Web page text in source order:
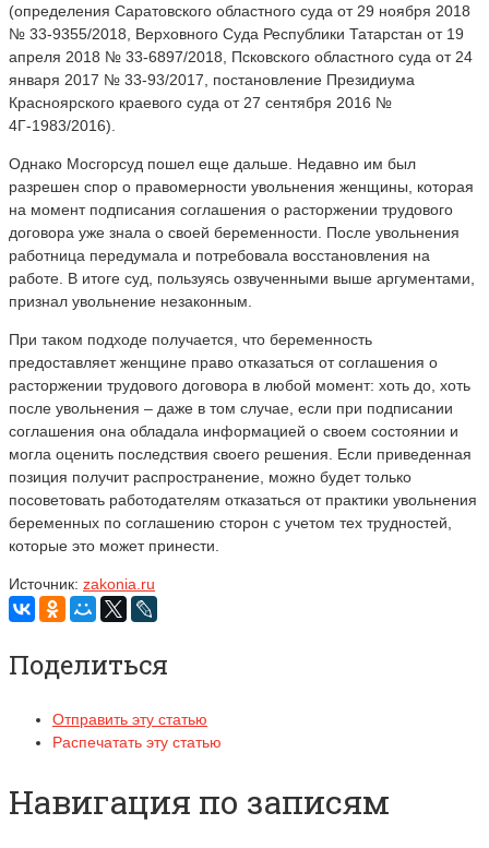
(определения Саратовского областного суда от 29 ноября 2018
№ 33-9355/2018, Верховного Суда Республики Татарстан от 19
апреля 2018 № 33-6897/2018, Псковского областного суда от 24
января 2017 № 33-93/2017, постановление Президиума
Красноярского краевого суда от 27 сентября 2016 №
4Г-1983/2016).
Однако Мосгорсуд пошел еще дальше. Недавно им был
разрешен спор о правомерности увольнения женщины, которая
на момент подписания соглашения о расторжении трудового
договора уже знала о своей беременности. После увольнения
работница передумала и потребовала восстановления на
работе. В итоге суд, пользуясь озвученными выше аргументами,
признал увольнение незаконным.
При таком подходе получается, что беременность
предоставляет женщине право отказаться от соглашения о
расторжении трудового договора в любой момент: хоть до, хоть
после увольнения – даже в том случае, если при подписании
соглашения она обладала информацией о своем состоянии и
могла оценить последствия своего решения. Если приведенная
позиция получит распространение, можно будет только
посоветовать работодателям отказаться от практики увольнения
беременных по соглашению сторон с учетом тех трудностей,
которые это может принести.
Источник: zakonia.ru
Поделиться
Отправить эту статью
Распечатать эту статью
Навигация по записям